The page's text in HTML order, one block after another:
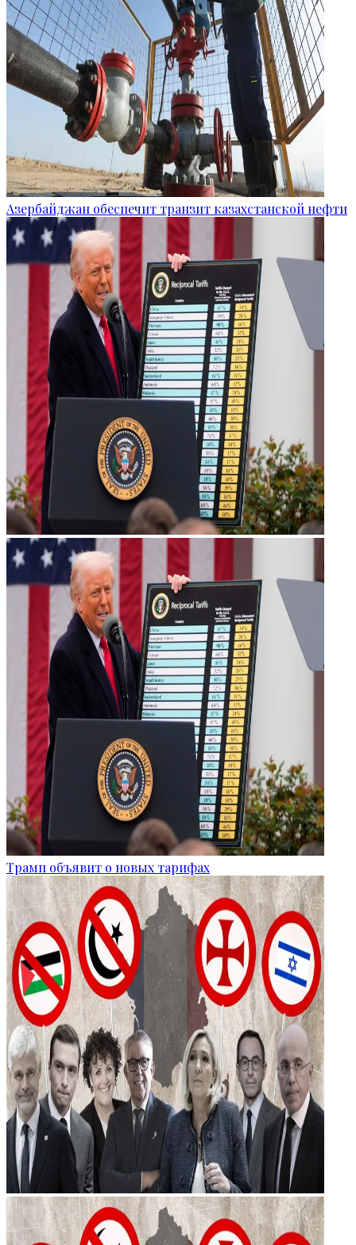
Азербайджан обеспечит транзит казахстанской нефти
Трамп объявит о новых тарифах